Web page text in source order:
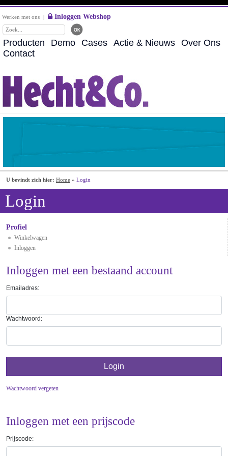
Werken met ons | Inloggen Webshop
Producten Demo Cases Actie & Nieuws Over Ons
Contact
U bevindt zich hier: Home » Login
Login
Profiel
Winkelwagen
Inloggen
Inloggen met een bestaand account
Emailadres:
Wachtwoord:
Wachtwoord vergeten
Inloggen met een prijscode
Prijscode: